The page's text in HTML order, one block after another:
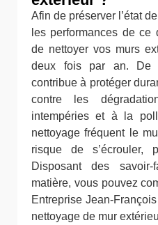
Afin de préserver l’état
les performances de ce
de nettoyer vos murs
deux fois par an. De
contribue à protéger
contre les
intempéries et à la
nettoyage fréquent le
risque de s’écrouler,
Disposant des
matière, vous pouvez
Entreprise Jean-
nettoyage de mur